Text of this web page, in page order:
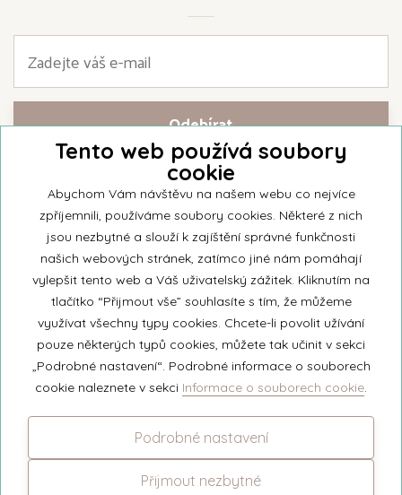
Přihlašte se k našemu newsletteru a buďte jako první informováni o
nejnovějších kolekcích svíček a aktualitách z rodinné firmy Unipar.
© 2026 Unipar
+420 571 651 531
eshop@unipar.cz
Facebook
Instagram
Tento web používá soubory
cookie
Abychom Vám návštěvu na našem webu co nejvíce
zpříjemnili, používáme soubory cookies. Některé z nich
jsou nezbytné a slouží k zajíštění správné funkčnosti
našich webových stránek, zatímco jiné nám pomáhají
vylepšit tento web a Váš uživatelský zážitek. Kliknutím na
tlačítko “Přijmout vše” souhlasíte s tím, že můžeme
využívat všechny typy cookies. Chcete-li povolit užívání
pouze některých typů cookies, můžete tak učinit v sekci
„Podrobné nastavení“. Podrobné informace o souborech
cookie naleznete v sekci Informace o souborech cookie.
Podrobné nastavení
Přijmout nezbytné